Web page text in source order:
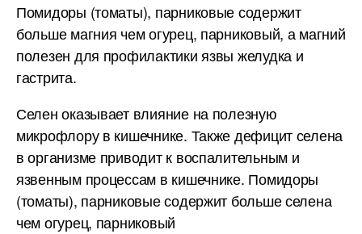
Помидоры (томаты), парниковые содержит
больше магния чем огурец, парниковый, а магний
полезен для профилактики язвы желудка и
гастрита.
Селен оказывает влияние на полезную
микрофлору в кишечнике. Также дефицит селена
в организме приводит к воспалительным и
язвенным процессам в кишечнике. Помидоры
(томаты), парниковые содержит больше селена
чем огурец, парниковый